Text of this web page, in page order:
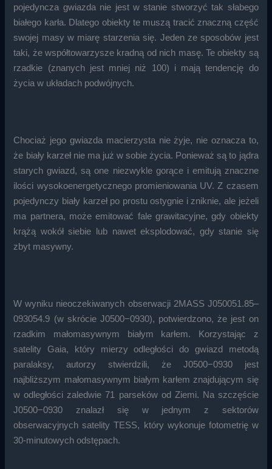
pojedyncza gwiazda nie jest w stanie stworzyć tak słabego
białego karła. Dlatego obiekty te muszą tracić znaczną część
swojej masy w miarę starzenia się. Jeden ze sposobów jest
taki, że współtowarzysze kradną od nich masę. Te obiekty są
rzadkie (znanych jest mniej niż 100) i mają tendencję do
życia w układach podwójnych.
Chociaż jego gwiazda macierzysta nie żyje, nie oznacza to,
że biały karzeł nie ma już w sobie życia. Ponieważ są to jądra
starych gwiazd, są one niezwykle gorące i emitują znaczne
ilości wysokoenergetycznego promieniowania UV. Z czasem
pojedynczy biały karzeł po prostu ostygnie i zniknie, ale jeżeli
ma partnera, może emitować fale grawitacyjne, gdy obiekty
krążą wokół siebie lub nawet eksplodować, gdy stanie się
zbyt masywny.
W wyniku nieoczekiwanych obserwacji 2MASS J050051.85–
093054.9 (w skrócie J0500−0930), potwierdzono, że jest on
rzadkim małomasywnym białym karłem. Korzystając z
satelity Gaia, który mierzy odległości do gwiazd metodą
paralaksy, autorzy stwierdzili, że J0500−0930 jest
najbliższym małomasywnym białym karłem znajdującym się
w odległości zaledwie 71 parseków od Ziemi. Na szczęście
J0500−0930 znalazł się w jednym z sektorów
obserwacyjnych satelity TESS, który wykonuje fotometrię w
30-minutowych odstępach.